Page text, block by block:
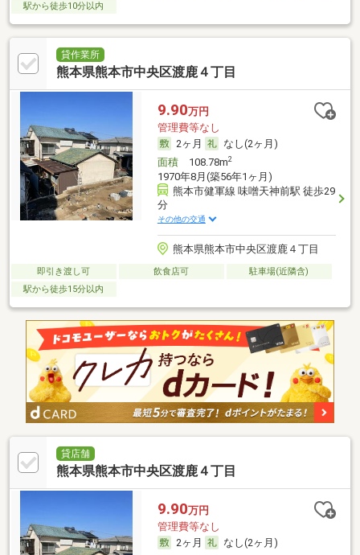
駅から徒歩10分以内
貸作業所
熊本県熊本市中央区渡鹿４丁目
9.90万円
管理費等なし
2ヶ月
なし(2ヶ月)
面積108.78m2
1970年8月(築56年1ヶ月)
熊本市健軍線 味噌天神前駅 徒歩29
分
その他の交通
熊本県熊本市中央区渡鹿４丁目
即引き渡し可 飲食店可
駐車場(近隣含)
駅から徒歩15分以内
貸店舗
熊本県熊本市中央区渡鹿４丁目
9.90万円
管理費等なし
2ヶ月
なし(2ヶ月)